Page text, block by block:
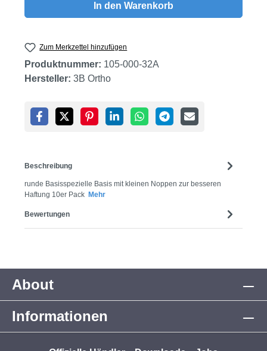
In den Warenkorb
Zum Merkzettel hinzufügen
Produktnummer: 105-000-32A
Hersteller: 3B Ortho
Beschreibung
runde Basisspezielle Basis mit kleinen Noppen zur besseren
Haftung 10er Pack Mehr
Bewertungen
About
Informationen